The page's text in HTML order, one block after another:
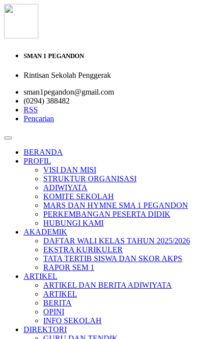
SMAN 1 PEGANDON
Rintisan Sekolah Penggerak
sman1pegandon@gmail.com
(0294) 388482
RSS
Pencarian
BERANDA
PROFIL
VISI DAN MISI
STRUKTUR ORGANISASI
ADIWIYATA
KOMITE SEKOLAH
MARS DAN HYMNE SMA 1 PEGANDON
PERKEMBANGAN PESERTA DIDIK
HUBUNGI KAMI
AKADEMIK
DAFTAR WALI KELAS TAHUN 2025/2026
EKSTRA KURIKULER
TATA TERTIB SISWA DAN SKOR AKPS
RAPOR SEM 1
ARTIKEL
ARTIKEL DAN BERITA ADIWIYATA
ARTIKEL
BERITA
OPINI
INFO SEKOLAH
DIREKTORI